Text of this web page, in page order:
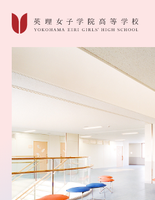
英理女子学院について
英理女子学院の教育
コース紹介
学校生活